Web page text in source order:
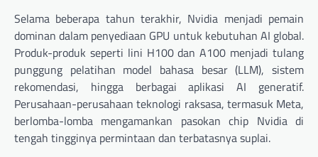
Selama beberapa tahun terakhir, Nvidia menjadi pemain
dominan dalam penyediaan GPU untuk kebutuhan AI global.
Produk-produk seperti lini H100 dan A100 menjadi tulang
punggung pelatihan model bahasa besar (LLM), sistem
rekomendasi, hingga berbagai aplikasi AI generatif.
Perusahaan-perusahaan teknologi raksasa, termasuk Meta,
berlomba-lomba mengamankan pasokan chip Nvidia di
tengah tingginya permintaan dan terbatasnya suplai.